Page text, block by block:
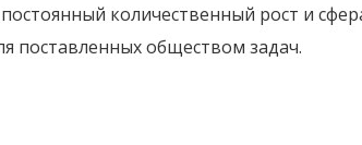
количественный рост и
поставленных обществом задач.